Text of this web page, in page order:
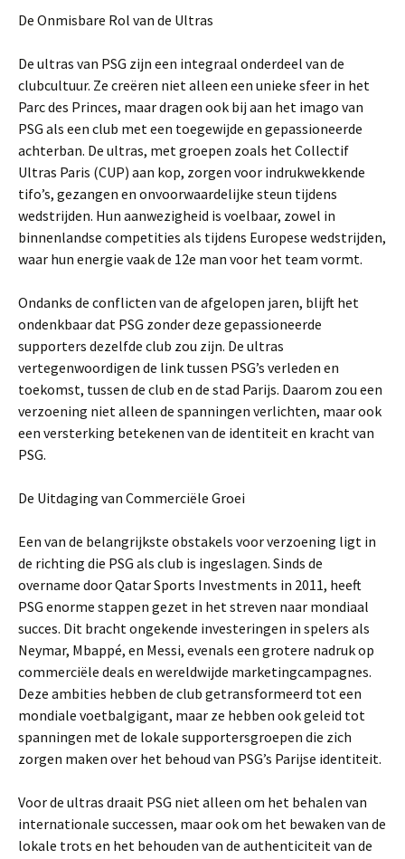
De Onmisbare Rol van de Ultras
De ultras van PSG zijn een integraal onderdeel van de
clubcultuur. Ze creëren niet alleen een unieke sfeer in het
Parc des Princes, maar dragen ook bij aan het imago van
PSG als een club met een toegewijde en gepassioneerde
achterban. De ultras, met groepen zoals het Collectif
Ultras Paris (CUP) aan kop, zorgen voor indrukwekkende
tifo’s, gezangen en onvoorwaardelijke steun tijdens
wedstrijden. Hun aanwezigheid is voelbaar, zowel in
binnenlandse competities als tijdens Europese wedstrijden,
waar hun energie vaak de 12e man voor het team vormt.
Ondanks de conflicten van de afgelopen jaren, blijft het
ondenkbaar dat PSG zonder deze gepassioneerde
supporters dezelfde club zou zijn. De ultras
vertegenwoordigen de link tussen PSG’s verleden en
toekomst, tussen de club en de stad Parijs. Daarom zou een
verzoening niet alleen de spanningen verlichten, maar ook
een versterking betekenen van de identiteit en kracht van
PSG.
De Uitdaging van Commerciële Groei
Een van de belangrijkste obstakels voor verzoening ligt in
de richting die PSG als club is ingeslagen. Sinds de
overname door Qatar Sports Investments in 2011, heeft
PSG enorme stappen gezet in het streven naar mondiaal
succes. Dit bracht ongekende investeringen in spelers als
Neymar, Mbappé, en Messi, evenals een grotere nadruk op
commerciële deals en wereldwijde marketingcampagnes.
Deze ambities hebben de club getransformeerd tot een
mondiale voetbalgigant, maar ze hebben ook geleid tot
spanningen met de lokale supportersgroepen die zich
zorgen maken over het behoud van PSG’s Parijse identiteit.
Voor de ultras draait PSG niet alleen om het behalen van
internationale successen, maar ook om het bewaken van de
lokale trots en het behouden van de authenticiteit van de